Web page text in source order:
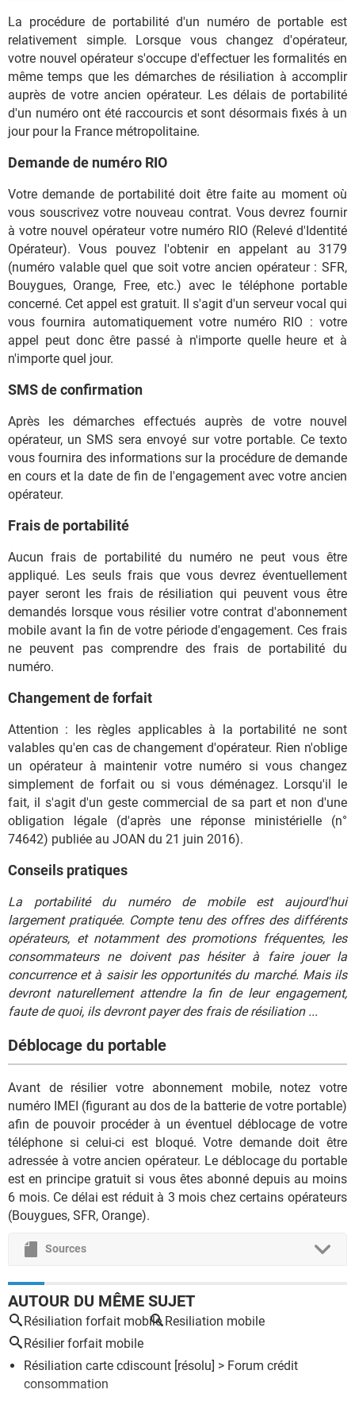
La procédure de portabilité d'un numéro de portable est
relativement simple. Lorsque vous changez d'opérateur,
votre nouvel opérateur s'occupe d'effectuer les formalités en
même temps que les démarches de résiliation à accomplir
auprès de votre ancien opérateur. Les délais de portabilité
d'un numéro ont été raccourcis et sont désormais fixés à un
jour pour la France métropolitaine.
Demande de numéro RIO
Votre demande de portabilité doit être faite au moment où
vous souscrivez votre nouveau contrat. Vous devrez fournir
à votre nouvel opérateur votre numéro RIO (Relevé d'Identité
Opérateur). Vous pouvez l'obtenir en appelant au 3179
(numéro valable quel que soit votre ancien opérateur : SFR,
Bouygues, Orange, Free, etc.) avec le téléphone portable
concerné. Cet appel est gratuit. Il s'agit d'un serveur vocal qui
vous fournira automatiquement votre numéro RIO : votre
appel peut donc être passé à n'importe quelle heure et à
n'importe quel jour.
SMS de confirmation
Après les démarches effectués auprès de votre nouvel
opérateur, un SMS sera envoyé sur votre portable. Ce texto
vous fournira des informations sur la procédure de demande
en cours et la date de fin de l'engagement avec votre ancien
opérateur.
Frais de portabilité
Aucun frais de portabilité du numéro ne peut vous être
appliqué. Les seuls frais que vous devrez éventuellement
payer seront les frais de résiliation qui peuvent vous être
demandés lorsque vous résilier votre contrat d'abonnement
mobile avant la fin de votre période d'engagement. Ces frais
ne peuvent pas comprendre des frais de portabilité du
numéro.
Changement de forfait
Attention : les règles applicables à la portabilité ne sont
valables qu'en cas de changement d'opérateur. Rien n'oblige
un opérateur à maintenir votre numéro si vous changez
simplement de forfait ou si vous déménagez. Lorsqu'il le
fait, il s'agit d'un geste commercial de sa part et non d'une
obligation légale (d'après une réponse ministérielle (n°
74642) publiée au JOAN du 21 juin 2016).
Conseils pratiques
La portabilité du numéro de mobile est aujourd'hui
largement pratiquée. Compte tenu des offres des différents
opérateurs, et notamment des promotions fréquentes, les
consommateurs ne doivent pas hésiter à faire jouer la
concurrence et à saisir les opportunités du marché. Mais ils
devront naturellement attendre la fin de leur engagement,
faute de quoi, ils devront payer des frais de résiliation ...
Déblocage du portable
Avant de résilier votre abonnement mobile, notez votre
numéro IMEI (figurant au dos de la batterie de votre portable)
afin de pouvoir procéder à un éventuel déblocage de votre
téléphone si celui-ci est bloqué. Votre demande doit être
adressée à votre ancien opérateur. Le déblocage du portable
est en principe gratuit si vous êtes abonné depuis au moins
6 mois. Ce délai est réduit à 3 mois chez certains opérateurs
(Bouygues, SFR, Orange).
Sources
AUTOUR DU MÊME SUJET
Résiliation forfait mobile Resiliation mobile
Résilier forfait mobile
Résiliation carte cdiscount [résolu] > Forum crédit
consommation